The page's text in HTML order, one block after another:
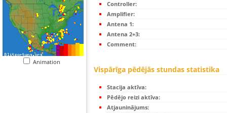
Animation
Controller:
Amplifier:
Antena 1:
Antena 2+3:
Comment:
Vispārīga pēdējās stundas statistika
Stacija aktīva:
Pēdējo reizi aktīva:
Atjauninājums: